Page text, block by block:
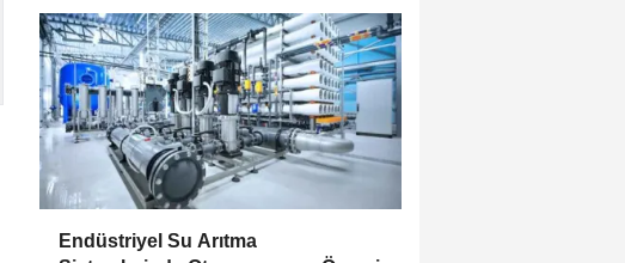
Endüstriyel Su Arıtma